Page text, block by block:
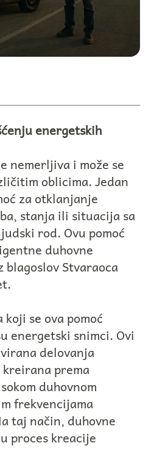
energetskih
nemerljiva i može se
oblicima. Jedan
za otklanjanje
stanja ili situacija sa
rod. Ovu pomoć
duhovne
Stvaraoca
se ova pomoć
energetski snimci. Ovi
delovanja
prema
duhovnom
frekvencijama
taj način, duhovne
proces kreacije